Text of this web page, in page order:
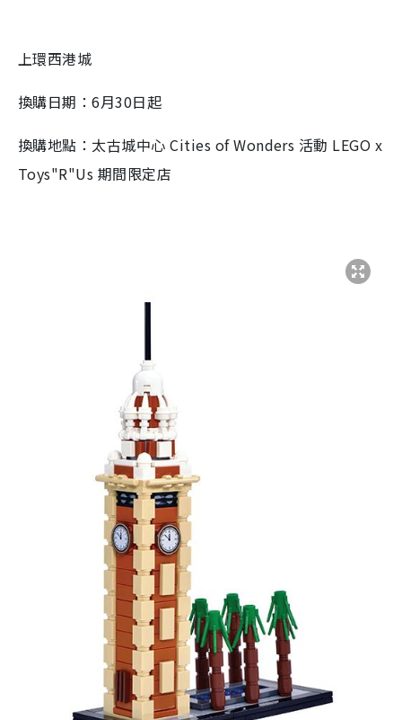
上環西港城
換購日期：6月30日起
換購地點：太古城中心 Cities of Wonders 活動 LEGO x
Toys"R"Us 期間限定店